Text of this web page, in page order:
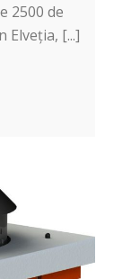
2500 de
[...]